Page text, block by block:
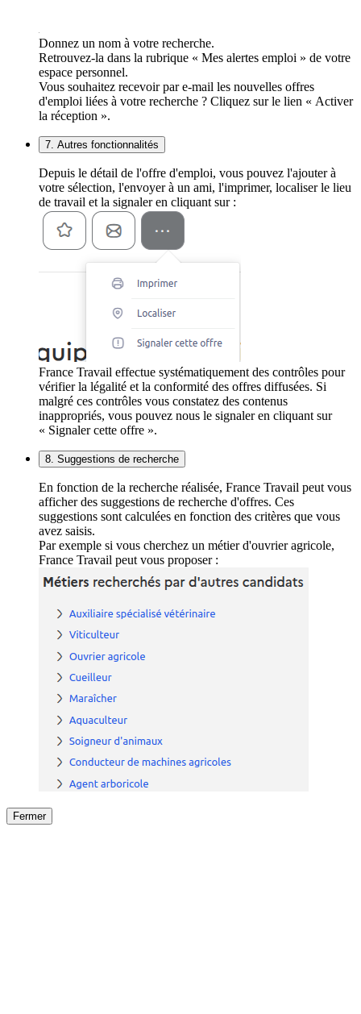
Donnez un nom à votre recherche.
Retrouvez-la dans la rubrique « Mes alertes emploi » de votre
espace personnel.
Vous souhaitez recevoir par e-mail les nouvelles offres
d'emploi liées à votre recherche ? Cliquez sur le lien « Activer
la réception ».
7. Autres fonctionnalités
Depuis le détail de l'offre d'emploi, vous pouvez l'ajouter à
votre sélection, l'envoyer à un ami, l'imprimer, localiser le lieu
de travail et la signaler en cliquant sur :
France Travail effectue systématiquement des contrôles pour
vérifier la légalité et la conformité des offres diffusées. Si
malgré ces contrôles vous constatez des contenus
inappropriés, vous pouvez nous le signaler en cliquant sur
« Signaler cette offre ».
8. Suggestions de recherche
En fonction de la recherche réalisée, France Travail peut vous
afficher des suggestions de recherche d'offres. Ces
suggestions sont calculées en fonction des critères que vous
avez saisis.
Par exemple si vous cherchez un métier d'ouvrier agricole,
France Travail peut vous proposer :
Fermer